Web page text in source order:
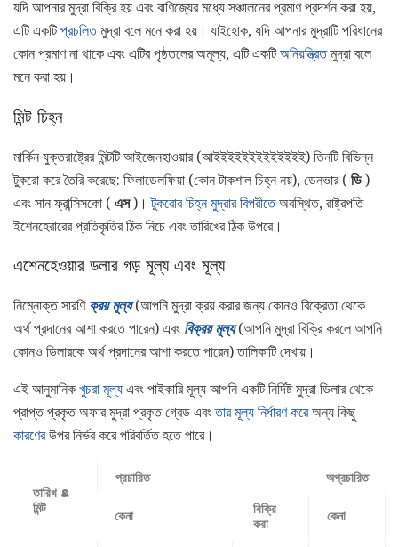
যদি আপনার মুদ্রা বিক্রি হয় এবং বাণিজ্যের মধ্যে সঞ্চালনের প্রমাণ প্রদর্শন করা হয়,
এটি একটিপ্রচলিতমুদ্রা বলে মনে করা হয়। যাইহোক, যদি আপনার মুদ্রাটি পরিধানের
কোন প্রমাণ না থাকে এবং এটির পৃষ্ঠতলের অমূল্য, এটি একটিঅনিয়ন্ত্রিতমুদ্রা বলে
মনে করা হয়।
মিন্ট চিহ্ন
মার্কিন যুক্তরাষ্ট্রের মিন্টটি আইজেনহাওয়ার (আইইইইইইইইইইইইই) তিনটি বিভিন্ন
টুকরো করে তৈরি করেছে: ফিলাডেলফিয়া (কোন টাকশাল চিহ্ন নয়), ডেনভার ( ডি)
এবং সান ফ্রান্সিসকো ( এস)।টুকরোর চিহ্ন মুদ্রার বিপরীতেঅবস্থিত, রাষ্ট্রপতি
ইশেনহেরারের প্রতিকৃতির ঠিক নিচে এবং তারিখের ঠিক উপরে।
এশেনহেওয়ার ডলার গড় মূল্য এবং মূল্য
নিম্নোক্ত সারণি ক্রয় মূল্য(আপনি মুদ্রা ক্রয় করার জন্য কোনও বিক্রেতা থেকে
অর্থ প্রদানের আশা করতে পারেন) এবং বিক্রয় মূল্য(আপনি মুদ্রা বিক্রি করলে আপনি
কোনও ডিলারকে অর্থ প্রদানের আশা করতে পারেন) তালিকাটি দেখায়।
এই আনুমানিক খুচরা মূল্য এবং পাইকারি মূল্য আপনি একটি নির্দিষ্ট মুদ্রা ডিলার থেকে
প্রাপ্ত প্রকৃত অফার মুদ্রা প্রকৃত গ্রেড এবংতার মূল্য নির্ধারণ করেঅন্য কিছু
কারণেরউপর নির্ভর করে পরিবর্তিত হতে পারে।
তারিখ &
মিন্ট
প্রচারিত অপ্রচারিত
কেনা
বিক্রি
করা
কেনা